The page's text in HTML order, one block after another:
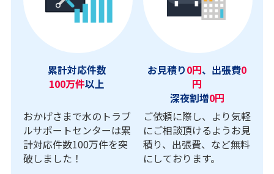
累計対応件数
100万件以上
おかげさまで水のトラブ
ルサポートセンターは累
計対応件数100万件を突
破しました！
お見積り0円、出張費0
円
深夜割増0円
ご依頼に際し、より気軽
にご相談頂けるようお見
積り、出張費、など無料
にしております。